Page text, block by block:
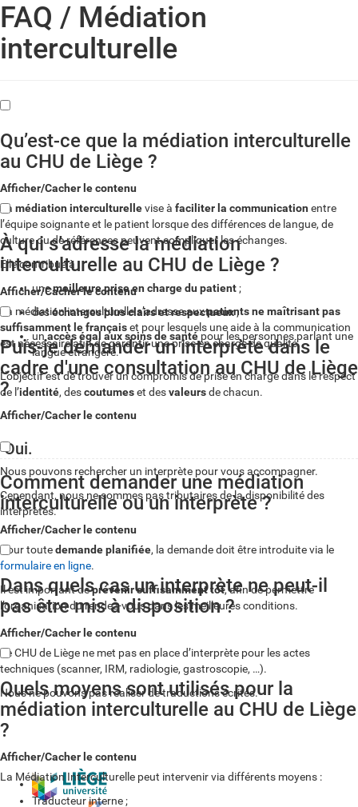
FAQ / Médiation
interculturelle
Qu’est-ce que la médiation interculturelle
au CHU de Liège ?
Afficher/Cacher le contenu
La médiation interculturellevise à faciliter la communication entre
l’équipe soignante et le patient lorsque des différences de langue, de
culture ou de références peuvent compliquer les échanges.
Elle contribue à :
unemeilleure prise en charge du patient;
deséchanges plus clairs et respectueux;
un accès égal aux soins de santé pour les personnes parlant une
langue étrangère.
L’objectif est de trouver un compromis de prise en charge dans le respect
de l’identité, descoutumeset desvaleursde chacun.
À qui s’adresse la médiation
interculturelle au CHU de Liège ?
Afficher/Cacher le contenu
La médiation interculturelle s’adresse auxpatients ne maîtrisant pas
suffisamment le françaiset pour lesquels une aide à la communication
est nécessaire afin de garantir une prise en charge de qualité.
Puis-je demander un interprète dans le
cadre d'une consultation au CHU de Liège
?
Afficher/Cacher le contenu
Oui.
Nous pouvons rechercher un interprète pour vous accompagner.
Cependant, nous ne sommes pas tributaires de la disponibilité des
interprètes.
Comment demander une médiation
interculturelle ou un interprète ?
Afficher/Cacher le contenu
Pour toutedemande planifiée, la demande doit être introduite via le
formulaire en ligne.
Il est important deprévenir suffisamment tôt, afin de permettre
l’organisation du rendez-vous dans les meilleures conditions.
Dans quels cas un interprète ne peut-il
pas être mis à disposition ?
Afficher/Cacher le contenu
Le CHU de Liège ne met pas en place d’interprète pour les actes
techniques (scanner, IRM, radiologie, gastroscopie, …).
Nous ne pouvons pas réaliser de traductions écrites.
Quels moyens sont utilisés pour la
médiation interculturelle au CHU de Liège
?
Afficher/Cacher le contenu
La Médiation Interculturelle peut intervenir via différents moyens :
Traducteur interne ;